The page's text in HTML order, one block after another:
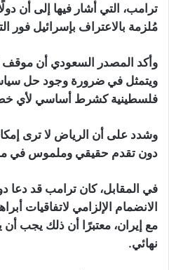
ترامب، التي أشار فيها إلى أن
مُلزمة بالاعتراف بإسرائيل فور
وأكد المصدر السعودي أن موقف
ويتمثل في ضرورة وجود حل
فلسطينية كشرط أساسي لأي
وشدد على أن الرياض لا ترى
دون تقدم حقيقي وملموس في
في المقابل، كان ترامب قد دعا
الانضمام الإلزامي لاتفاقيات
مع إيران، معتبرًا أن ذلك يجب
نهائي.